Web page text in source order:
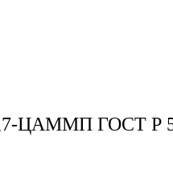
3,7-ЦАММП ГОСТ Р